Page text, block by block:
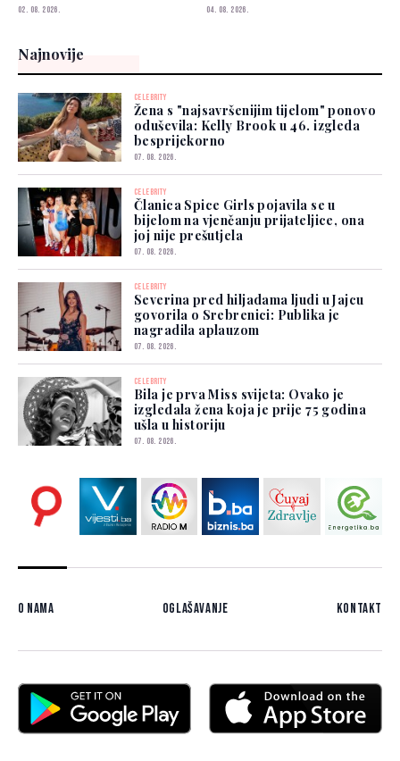
02. 08. 2026. 04. 08. 2026.
Najnovije
CELEBRITY
Žena s "najsavršenijim tijelom" ponovo
oduševila: Kelly Brook u 46. izgleda
besprijekorno
07. 08. 2026.
CELEBRITY
Članica Spice Girls pojavila se u
bijelom na vjenčanju prijateljice, ona
joj nije prešutjela
07. 08. 2026.
CELEBRITY
Severina pred hiljadama ljudi u Jajcu
govorila o Srebrenici: Publika je
nagradila aplauzom
07. 08. 2026.
CELEBRITY
Bila je prva Miss svijeta: Ovako je
izgledala žena koja je prije 75 godina
ušla u historiju
07. 08. 2026.
O nama Oglašavanje Kontakt